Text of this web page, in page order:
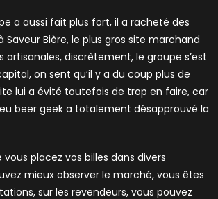
a aussi fait plus fort, il a racheté des
Bière, le plus gros site marchand
artisanales, discrètement, le groupe s’est
on sent qu’il y a du coup plus de
lui a évité toutefois de trop en faire, car
beer geek a totalement désapprouvé la
vous placez vos billes dans divers
mieux observer le marché, vous êtes
sur les revendeurs, vous pouvez